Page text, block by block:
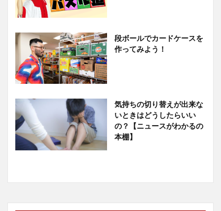
段ボールでカードケースを
作ってみよう！
気持ちの切り替えが出来な
いときはどうしたらいい
の？【ニュースがわかるの
本棚】